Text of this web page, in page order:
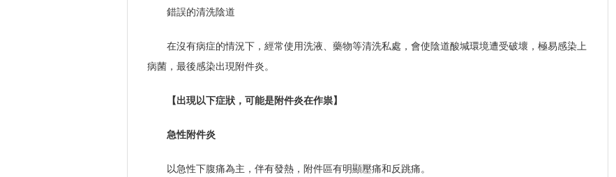
錯誤的清洗陰道
在沒有病症的情況下，經常使用洗液、藥物等清洗私處，會使陰道酸堿環境遭受破壞，極易感染上
病菌，最後感染出現附件炎。
【出現以下症狀，可能是附件炎在作祟】
急性附件炎
以急性下腹痛為主，伴有發熱，附件區有明顯壓痛和反跳痛。